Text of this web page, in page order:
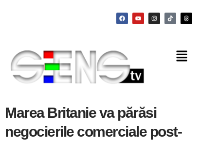
Marea Britanie va părăsi
negocierile comerciale post-